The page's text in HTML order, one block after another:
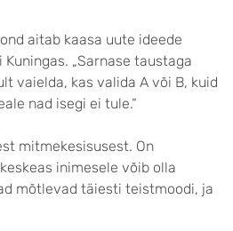
aitab kaasa uute ideede
„Sarnase taustaga
vaielda, kas valida A või B, kuid
nad isegi ei tule.“
mitmekesisusest. On
inimesele võib olla
mõtlevad täiesti teistmoodi, ja